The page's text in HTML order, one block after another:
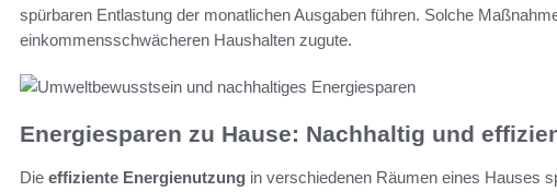
spürbaren Entlastung der monatlichen Ausgaben führen. Solche
einkommensschwächeren Haushalten zugute.
Energiesparen zu Hause: Nachhaltig und
Die effiziente Energienutzung in verschiedenen Räumen eines Hauses